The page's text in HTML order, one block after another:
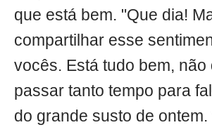
que está bem. "Que dia!
compartilhar esse
vocês. Está tudo bem, não
passar tanto tempo para
do grande susto de ontem.